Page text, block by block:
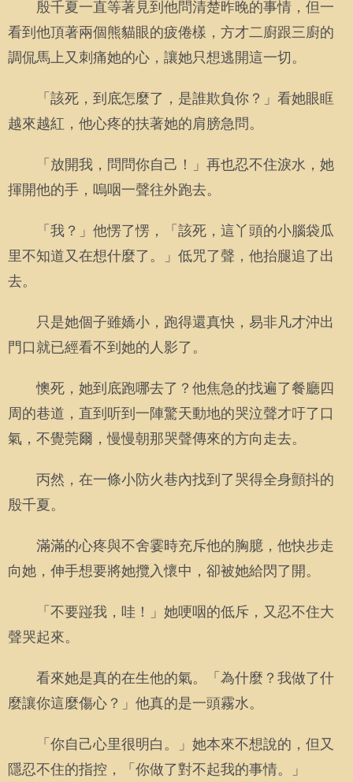
殷千夏一直等著見到他問清楚昨晚的事情，但一
看到他頂著兩個熊貓眼的疲倦樣，方才二廚跟三廚的
調侃馬上又刺痛她的心，讓她只想逃開這一切。
「該死，到底怎麼了，是誰欺負你？」看她眼眶
越來越紅，他心疼的扶著她的肩膀急問。
「放開我，問問你自己！」再也忍不住淚水，她
揮開他的手，嗚咽一聲往外跑去。
「我？」他愣了愣，「該死，這丫頭的小腦袋瓜
里不知道又在想什麼了。」低咒了聲，他抬腿追了出
去。
只是她個子雖嬌小，跑得還真快，易非凡才沖出
門口就已經看不到她的人影了。
懊死，她到底跑哪去了？他焦急的找遍了餐廳四
周的巷道，直到听到一陣驚天動地的哭泣聲才吁了口
氣，不覺莞爾，慢慢朝那哭聲傳來的方向走去。
丙然，在一條小防火巷內找到了哭得全身顫抖的
殷千夏。
滿滿的心疼與不舍霎時充斥他的胸臆，他快步走
向她，伸手想要將她攬入懷中，卻被她給閃了開。
「不要踫我，哇！」她哽咽的低斥，又忍不住大
聲哭起來。
看來她是真的在生他的氣。「為什麼？我做了什
麼讓你這麼傷心？」他真的是一頭霧水。
「你自己心里很明白。」她本來不想說的，但又
隱忍不住的指控，「你做了對不起我的事情。」